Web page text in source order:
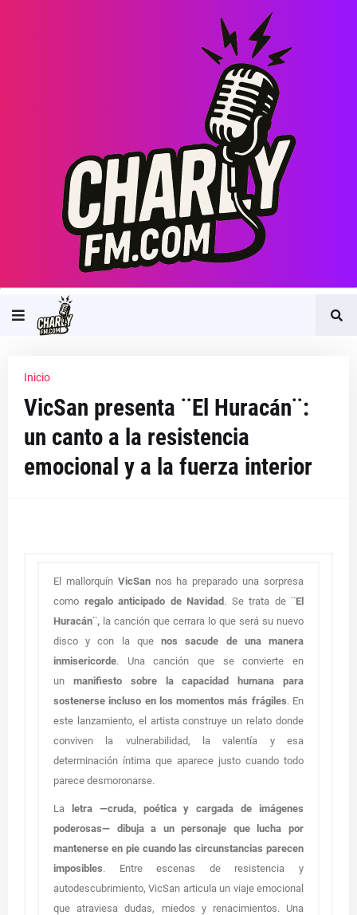
Inicio
VicSan presenta ¨El Huracán¨:
un canto a la resistencia
emocional y a la fuerza interior
El mallorquín VicSannos ha preparado una sorpresa
como regalo anticipado de Navidad . Se trata de ¨El
Huracán¨, la canción que cerrara lo que será su nuevo
disco y con la quenos sacude de una manera
inmisericorde. Una canción que se convierte en
un manifiesto sobre la capacidad humana para
sostenerse incluso en los momentos más frágiles. En
este lanzamiento, el artista construye un relato donde
conviven la vulnerabilidad, la valentía y esa
determinación íntima que aparece justo cuando todo
parece desmoronarse.
La
letra —cruda, poética y cargada de imágenes
poderosas— dibuja a un personaje que lucha por
mantenerse en pie cuando las circunstancias parecen
imposibles. Entre escenas de resistencia y
autodescubrimiento, VicSan articula un viaje emocional
que atraviesa dudas, miedos y renacimientos. Una